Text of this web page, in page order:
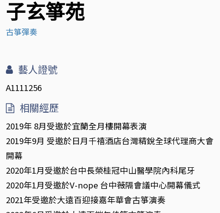
子玄箏苑
古箏彈奏
藝人證號
A1111256
相關經歷
2019年 8月受邀於宜蘭全月樓開幕表演
2019年9月 受邀於日月千禧酒店台灣精銳全球代理商大會
開幕
2020年1月受邀於台中長榮桂冠中山醫學院內科尾牙
2020年1月受邀於V-nope 台中薇隔會議中心開幕儀式
2021年受邀於大遠百迎接嘉年華會古箏演奏